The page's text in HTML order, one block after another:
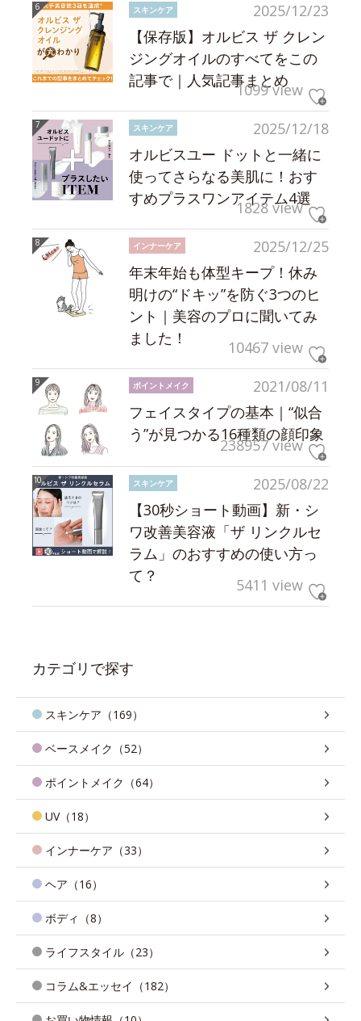
2025/12/23
スキンケア
【保存版】オルビス ザ クレン
ジングオイルのすべてをこの
記事で｜人気記事まとめ
1099 view
2025/12/18
スキンケア
オルビスユー ドットと一緒に
使ってさらなる美肌に！おす
すめプラスワンアイテム4選
1828 view
2025/12/25
インナーケア
年末年始も体型キープ！休み
明けの“ドキッ”を防ぐ3つのヒ
ント｜美容のプロに聞いてみ
ました！
10467 view
2021/08/11
ポイントメイク
フェイスタイプの基本｜“似合
う”が見つかる16種類の顔印象
238957 view
2025/08/22
スキンケア
【30秒ショート動画】新・シ
ワ改善美容液「ザ リンクルセ
ラム」のおすすめの使い方っ
て？
5411 view
カテゴリで探す
スキンケア（169）
ベースメイク（52）
ポイントメイク（64）
UV（18）
インナーケア（33）
ヘア（16）
ボディ（8）
ライフスタイル（23）
コラム&エッセイ（182）